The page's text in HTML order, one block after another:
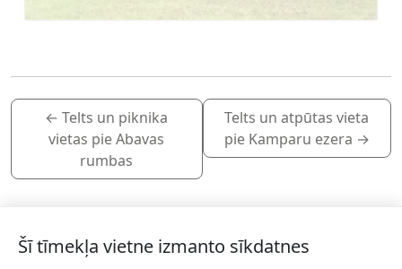
← Telts un piknika
vietas pie Abavas
rumbas
Telts un atpūtas vieta
pie Kamparu ezera →
Šī tīmekļa vietne izmanto sīkdatnes